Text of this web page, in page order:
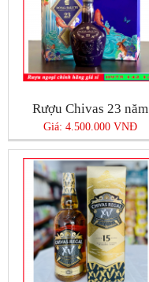
Rượu Chivas 23 năm
Giá: 4.500.000 VNĐ